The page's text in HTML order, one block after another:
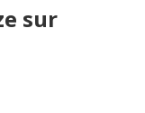
sur